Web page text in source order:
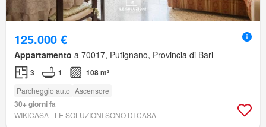
125.000 €
Appartamento a 70017, Putignano, Provincia di Bari
3 1 108 m²
Parcheggio auto Ascensore
30+ giorni fa
WIKICASA - LE SOLUZIONI SONO DI CASA